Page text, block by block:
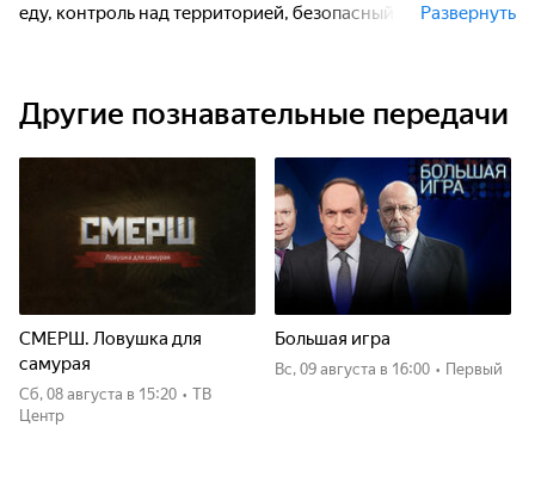
еду, контроль над территорией, безопасный участок для
могут далеко не все. Зритель узнает о том, как ведут себя
об их обязанностях, обязательствах, об отношениях с
Развернуть
Другие познавательные передачи
СМЕРШ. Ловушка для
самурая
сб, 08 августа в 15:20 • ТВ
Центр
Большая игра
вс, 09 августа в 16:00 • Первый